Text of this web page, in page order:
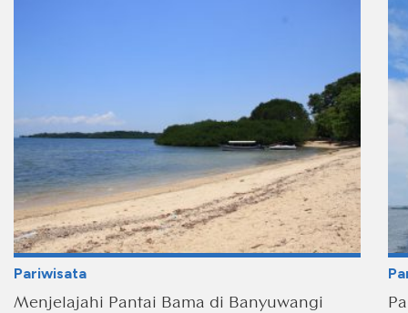
Pariwisata
Menjelajahi Pantai Bama di Banyuwangi